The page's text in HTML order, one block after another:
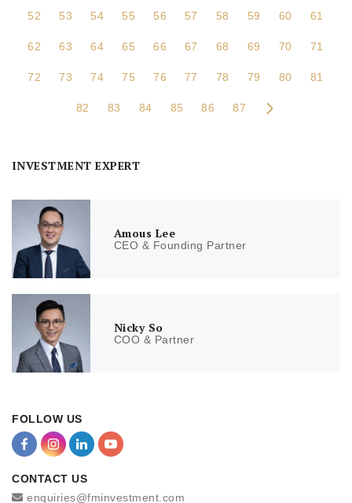
52 53 54 55 56 57 58 59 60 61
62 63 64 65 66 67 68 69 70 71
72 73 74 75 76 77 78 79 80 81
82 83 84 85 86 87
INVESTMENT EXPERT
Amous Lee
CEO & Founding Partner
Nicky So
COO & Partner
FOLLOW US
CONTACT US
enquiries@fminvestment.com